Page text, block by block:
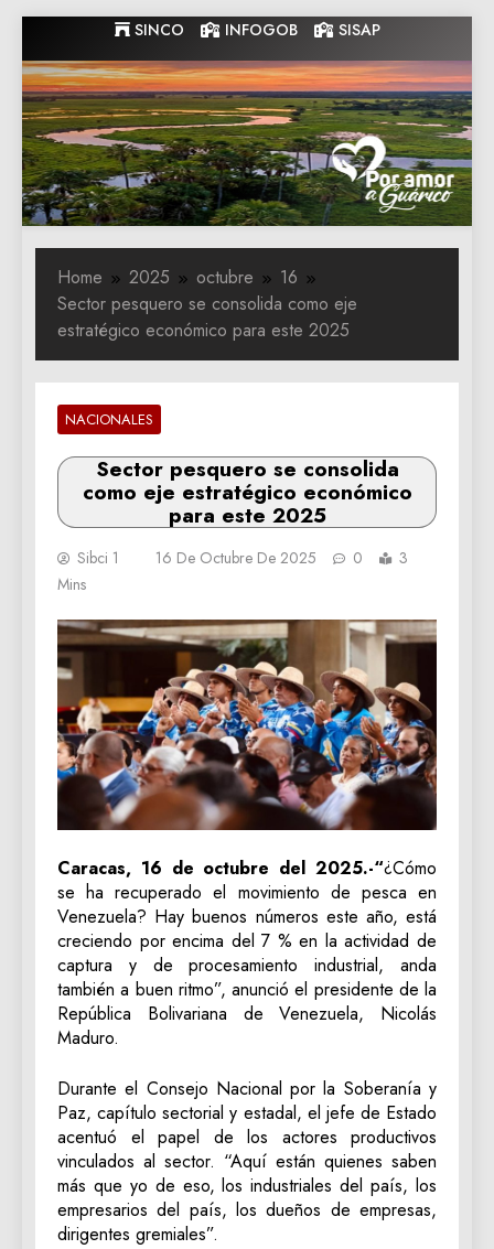
to
content
SINCO INFOGOB SISAP
Gobernacion
de Guarico
Gobernacion de Guarico
Home 2025 octubre
16
Sector pesquero se consolida como eje
estratégico económico para este 2025
NACIONALES
Sector pesquero se consolida
como eje estratégico económico
para este 2025
Sibci 1 16 De Octubre De 2025 0
3
Mins
Caracas, 16 de octubre del 2025.-“¿Cómo
se ha recuperado el movimiento de pesca en
Venezuela? Hay buenos números este año, está
creciendo por encima del 7 % en la actividad de
captura y de procesamiento industrial, anda
también a buen ritmo”, anunció el presidente de la
República Bolivariana de Venezuela, Nicolás
Maduro.
Durante el Consejo Nacional por la Soberanía y
Paz, capítulo sectorial y estadal, el jefe de Estado
acentuó el papel de los actores productivos
vinculados al sector. “Aquí están quienes saben
más que yo de eso, los industriales del país, los
empresarios del país, los dueños de empresas,
dirigentes gremiales”.